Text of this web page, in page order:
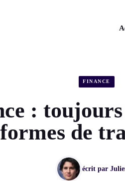
FINANCE
: toujours
de
écrit par